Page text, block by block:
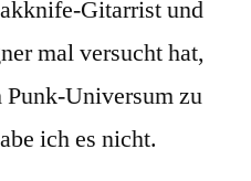
Gitarrist und
mal versucht hat,
Universum zu
ich es nicht.